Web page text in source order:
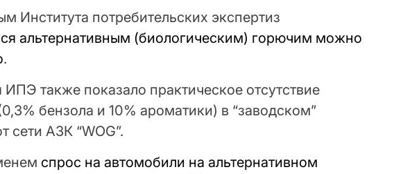
Института потребительских экспертиз
альтернативным (биологическим) горючим можно
.
ИПЭ также показало практическое отсутствие
бензола и 10% ароматики) в “заводском”
сети АЗК “WOG”.
спрос на автомобили на альтернативном